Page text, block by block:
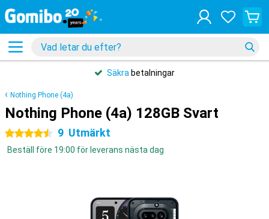
Säkra betalningar
Nothing Phone (4a)
Nothing Phone (4a) 128GB Svart
4.5 stjärnor 9 Utmärkt
Beställ före 19:00 för leverans nästa dag